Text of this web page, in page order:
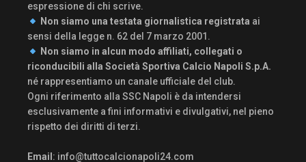
espressione di chi scrive.
Non siamo una testata giornalistica registrata ai
sensi della legge n. 62 del 7 marzo 2001.
Non siamo in alcun modo affiliati, collegati o
riconducibili alla Società Sportiva Calcio Napoli S.p.A.
né rappresentiamo un canale ufficiale del club.
Ogni riferimento alla SSC Napoli è da intendersi
esclusivamente a fini informativi e divulgativi, nel pieno
rispetto dei diritti di terzi.
Email : info@tuttocalcionapoli24.com